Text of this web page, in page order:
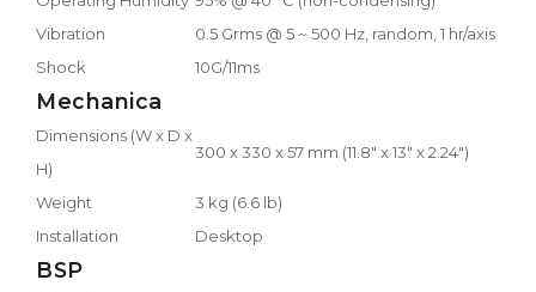
Vibration
0.5 Grms @ 5 ~ 500 Hz, random, 1 hr/axis
Shock
10G/11ms
Mechanica
Dimensions (W x D x
H)
300 x 330 x 57 mm (11.8" x 13" x 2.24")
Weight
3 kg (6.6 lb)
Installation
Desktop
BSP